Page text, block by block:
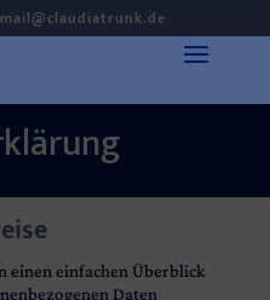
mail@claudiatrunk.de
einen einfachen Überblick
Daten